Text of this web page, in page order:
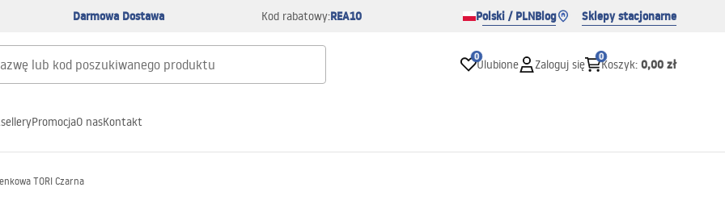
Darmowa Dostawa Kod rabatowy:REA10 Polski / PLNBlog Sklepy stacjonarne
0
Ulubione Zaloguj się
0
Koszyk: 0,00 zł
PromocjaO nasKontakt
TORI Czarna